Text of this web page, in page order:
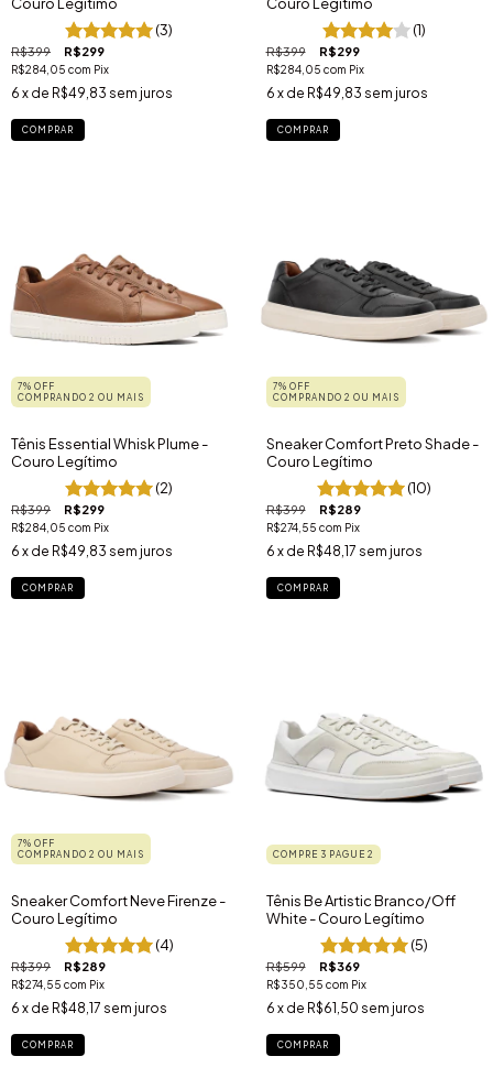
(3)
R$399 R$299
R$284,05 com Pix
6 x de R$49,83 sem juros
COMPRAR
(1)
R$399 R$299
R$284,05 com Pix
6 x de R$49,83 sem juros
COMPRAR
7% OFF
COMPRANDO 2 OU MAIS
Tênis Essential Whisk Plume -
Couro Legítimo
(2)
R$399 R$299
R$284,05 com Pix
6 x de R$49,83 sem juros
COMPRAR
7% OFF
COMPRANDO 2 OU MAIS
Sneaker Comfort Preto Shade -
Couro Legítimo
(10)
R$399 R$289
R$274,55 com Pix
6 x de R$48,17 sem juros
COMPRAR
7% OFF
COMPRANDO 2 OU MAIS
Sneaker Comfort Neve Firenze -
Couro Legítimo
(4)
R$399 R$289
R$274,55 com Pix
6 x de R$48,17 sem juros
COMPRAR
COMPRE 3 PAGUE 2
Tênis Be Artistic Branco/Off
White - Couro Legítimo
(5)
R$599 R$369
R$350,55 com Pix
6 x de R$61,50 sem juros
COMPRAR